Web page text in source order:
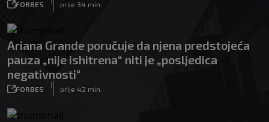
FORBES prije 34 min.
Ariana Grande poručuje da njena predstojeća
pauza „nije ishitrena“ niti je „posljedica
negativnosti“
FORBES
|
prije 42 min.